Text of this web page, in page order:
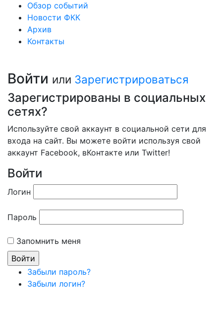
Обзор событий
Новости ФКК
Архив
Контакты
Войти или Зарегистрироваться
Зарегистрированы в социальных
сетях?
Используйте свой аккаунт в социальной сети для
входа на сайт. Вы можете войти используя свой
аккаунт Facebook, вКонтакте или Twitter!
Войти
Логин
Пароль
Запомнить меня
Забыли пароль?
Забыли логин?